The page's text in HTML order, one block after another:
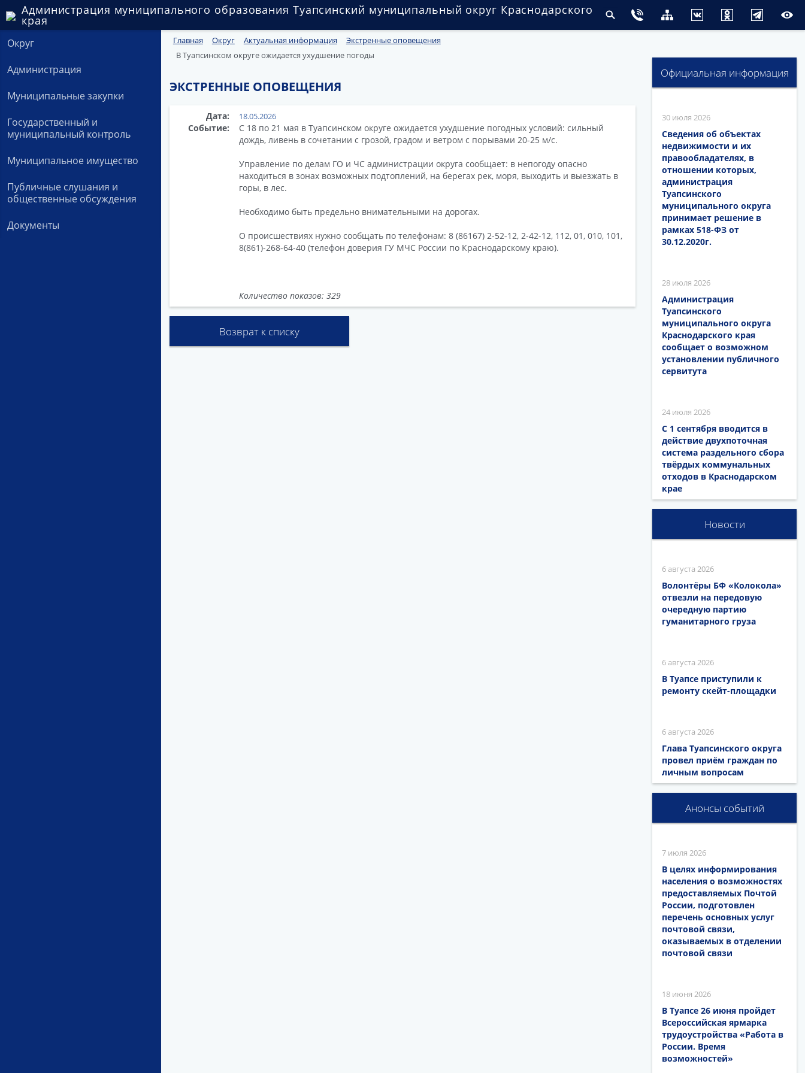
Администрация муниципального образования Туапсинский муниципальный округ Краснодарского
края
Округ
Администрация
Муниципальные закупки
Государственный и
муниципальный контроль
Муниципальное имущество
Публичные слушания и
общественные обсуждения
Документы
Главная Округ Актуальная информация
Экстренные оповещения
В Туапсинском округе ожидается ухудшение погоды
ЭКСТРЕННЫЕ ОПОВЕЩЕНИЯ
Дата: 18.05.2026
Событие:
С 18 по 21 мая в Туапсинском округе ожидается ухудшение погодных условий: сильный
дождь, ливень в сочетании с грозой, градом и ветром с порывами 20-25 м/с.
Управление по делам ГО и ЧС администрации округа сообщает: в непогоду опасно
находиться в зонах возможных подтоплений, на берегах рек, моря, выходить и выезжать в
горы, в лес.
Необходимо быть предельно внимательными на дорогах.
О происшествиях нужно сообщать по телефонам: 8 (86167) 2-52-12, 2-42-12, 112, 01, 010, 101,
8(861)-268-64-40 (телефон доверия ГУ МЧС России по Краснодарскому краю).
Количество показов: 329
Возврат к списку
Официальная информация
30 июля 2026
Сведения об объектах
недвижимости и их
правообладателях, в
отношении которых,
администрация
Туапсинского
муниципального округа
принимает решение в
рамках 518-ФЗ от
30.12.2020г.
28 июля 2026
Администрация
Туапсинского
муниципального округа
Краснодарского края
сообщает о возможном
установлении публичного
сервитута
24 июля 2026
С 1 сентября вводится в
действие двухпоточная
система раздельного сбора
твёрдых коммунальных
отходов в Краснодарском
крае
Новости
6 августа 2026
Волонтёры БФ «Колокола»
отвезли на передовую
очередную партию
гуманитарного груза
6 августа 2026
В Туапсе приступили к
ремонту скейт-площадки
6 августа 2026
Глава Туапсинского округа
провел приём граждан по
личным вопросам
Анонсы событий
7 июля 2026
В целях информирования
населения о возможностях
предоставляемых Почтой
России, подготовлен
перечень основных услуг
почтовой связи,
оказываемых в отделении
почтовой связи
18 июня 2026
В Туапсе 26 июня пройдет
Всероссийская ярмарка
трудоустройства «Работа в
России. Время
возможностей»